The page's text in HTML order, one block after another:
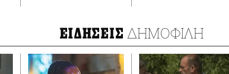
ΕΙΔΗΣΕΙΣ ΔΗΜΟΦΙΛΗ